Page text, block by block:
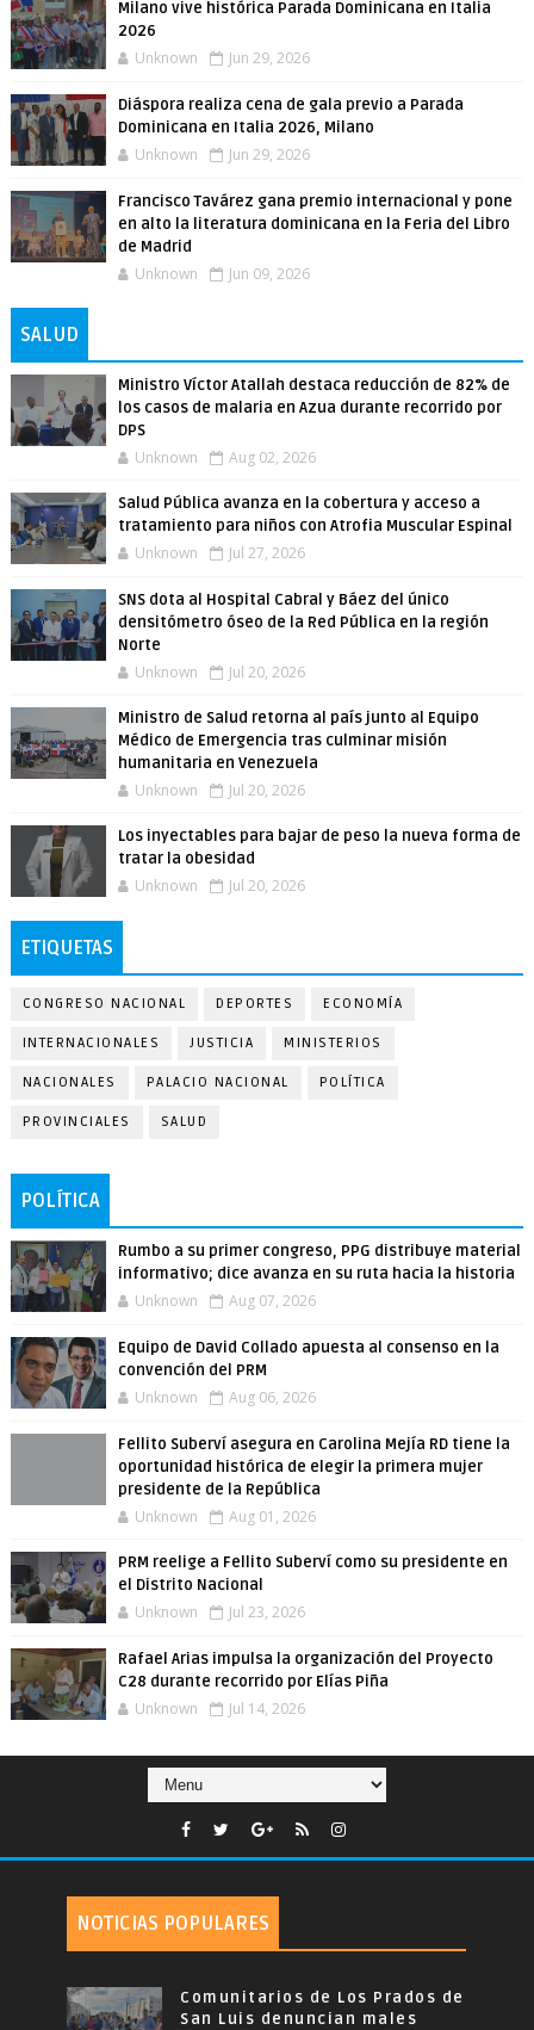
Milano vive histórica Parada Dominicana en Italia
2026
Unknown Jun 29, 2026
Diáspora realiza cena de gala previo a Parada
Dominicana en Italia 2026, Milano
Unknown Jun 29, 2026
Francisco Tavárez gana premio internacional y pone
en alto la literatura dominicana en la Feria del Libro
de Madrid
Unknown Jun 09, 2026
SALUD
Ministro Víctor Atallah destaca reducción de 82% de
los casos de malaria en Azua durante recorrido por
DPS
Unknown Aug 02, 2026
Salud Pública avanza en la cobertura y acceso a
tratamiento para niños con Atrofia Muscular Espinal
Unknown Jul 27, 2026
SNS dota al Hospital Cabral y Báez del único
densitómetro óseo de la Red Pública en la región
Norte
Unknown Jul 20, 2026
Ministro de Salud retorna al país junto al Equipo
Médico de Emergencia tras culminar misión
humanitaria en Venezuela
Unknown Jul 20, 2026
Los inyectables para bajar de peso la nueva forma de
tratar la obesidad
Unknown Jul 20, 2026
ETIQUETAS
CONGRESO NACIONAL DEPORTES ECONOMÍA
INTERNACIONALES JUSTICIA MINISTERIOS
NACIONALES PALACIO NACIONAL POLÍTICA
PROVINCIALES SALUD
POLÍTICA
Rumbo a su primer congreso, PPG distribuye material
informativo; dice avanza en su ruta hacia la historia
Unknown Aug 07, 2026
Equipo de David Collado apuesta al consenso en la
convención del PRM
Unknown Aug 06, 2026
Fellito Suberví asegura en Carolina Mejía RD tiene la
oportunidad histórica de elegir la primera mujer
presidente de la República
Unknown Aug 01, 2026
PRM reelige a Fellito Suberví como su presidente en
el Distrito Nacional
Unknown Jul 23, 2026
Rafael Arias impulsa la organización del Proyecto
C28 durante recorrido por Elías Piña
Unknown Jul 14, 2026
NOTICIAS POPULARES
Comunitarios de Los Prados de
San Luis denuncian males